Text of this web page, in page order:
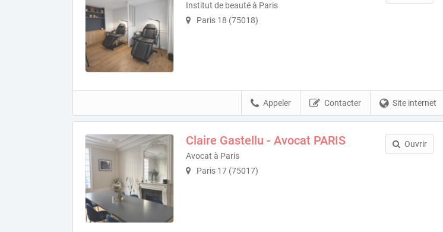
Institut de beauté à Paris
Paris 18 (75018)
Site internet
Contacter
Appeler
Claire Gastellu - Avocat PARIS
Avocat à Paris
Paris 17 (75017)
Ouvrir